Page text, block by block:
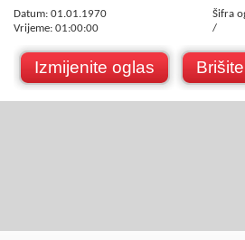
Datum: 01.01.1970
Vrijeme: 01:00:00
Šifra
/
Izmijenite oglas